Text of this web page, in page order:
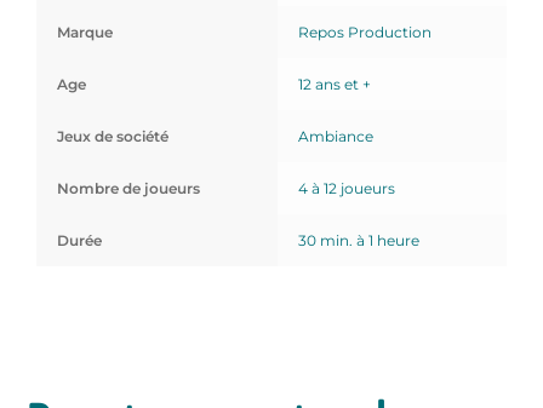
Marque Repos Production
Age 12 ans et +
Jeux de société Ambiance
Nombre de joueurs 4 à 12 joueurs
Durée 30 min. à 1 heure